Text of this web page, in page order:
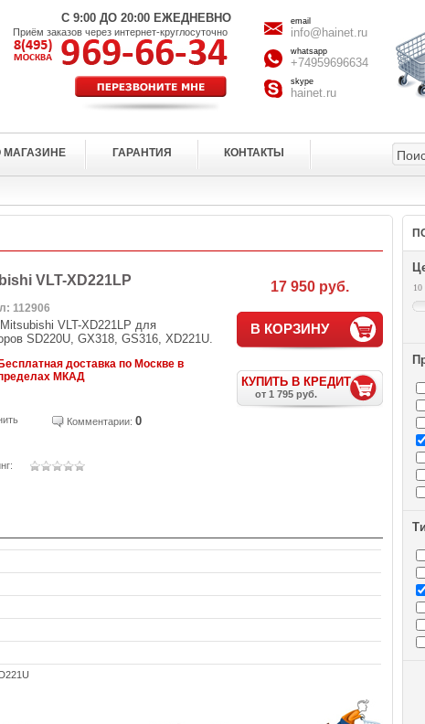
С 9:00 ДО 20:00 ЕЖЕДНЕВНО
Приём заказов через интернет-круглосуточно
email
info@hainet.ru
whatsapp
+74959696634
skype
hainet.ru
МАГАЗИНЕ ГАРАНТИЯ КОНТАКТЫ
VLT-XD221LP
112906
VLT-XD221LP для
SD220U, GX318, GS316, XD221U.
доставка по Москве в
МКАД
Комментарии: 0
17 950 руб.
В КОРЗИНУ
КУПИТЬ В КРЕДИТ
от 1 795 руб.
10